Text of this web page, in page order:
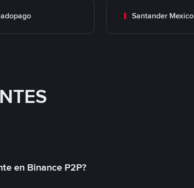
Santander Mexico
en Binance P2P?